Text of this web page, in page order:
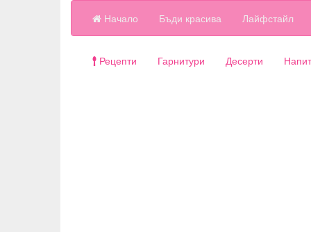
Начало Бъди красива Лайфстайл
Рецепти Гарнитури Десерти